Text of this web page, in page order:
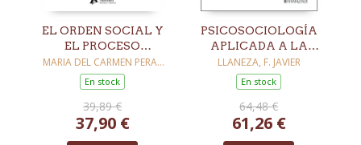
EL ORDEN SOCIAL Y
EL PROCESO
LABORAL TRAS LA
LEY ORGÁNICA
1/2025, DE 2 DE
ENERO, DE MEDIDAS
EN MATERIA DE
MARIA DEL CARMEN PERAL
LOPEZ
En stock
39,89 €
37,90 €
PSICOSOCIOLOGÍA
APLICADA A LA
PREVENCIÓN DE
RIESGOS
LABORALES. 2ª ED.
LLANEZA, F. JAVIER
En stock
64,48 €
61,26 €